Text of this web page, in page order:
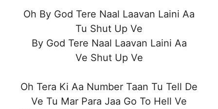
Oh By God Tere Naal Laavan Laini Aa
Tu Shut Up Ve
By God Tere Naal Laavan Laini Aa
Ve Shut Up Ve
Oh Tera Ki Aa Number Taan Tu Tell De
Ve Tu Mar Para Jaa Go To Hell Ve